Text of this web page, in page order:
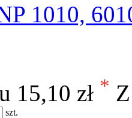
1010,
15,10 zł *
szt.